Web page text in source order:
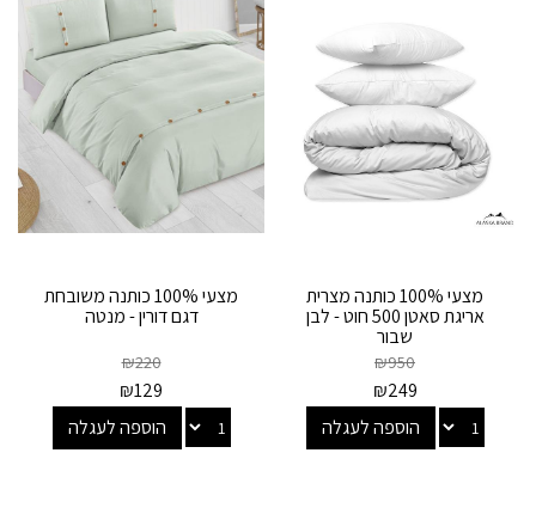
מצעי 100% כותנה מצרית
אריגת סאטן 500 חוט - לבן
שבור
₪950
₪249
הוספה לעגלה
מצעי 100% כותנה משובחת
דגם דורין - מנטה
₪220
₪129
הוספה לעגלה